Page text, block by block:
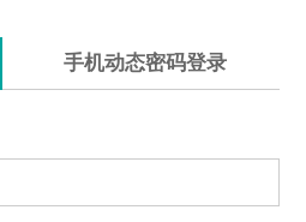
手机动态密码登录